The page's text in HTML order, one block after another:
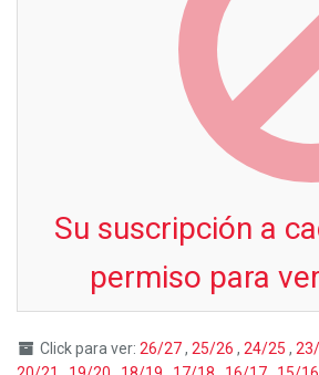
Su suscripción a
permiso para
Click para ver: 26/27, 25/26 , 24/25 ,